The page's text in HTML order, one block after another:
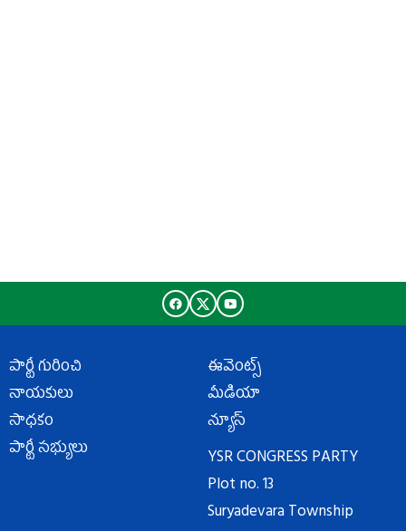
పార్టీ గురించి
నాయకులు
సాధకం
పార్టీ సభ్యులు
ఈవెంట్స్
మీడియా
న్యూస్
YSR CONGRESS PARTY
Plot no. 13
Suryadevara Township